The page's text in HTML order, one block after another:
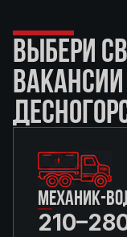
ВЫБЕРИ
МЕХАНИК-